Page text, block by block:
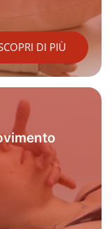
DI PIÙ